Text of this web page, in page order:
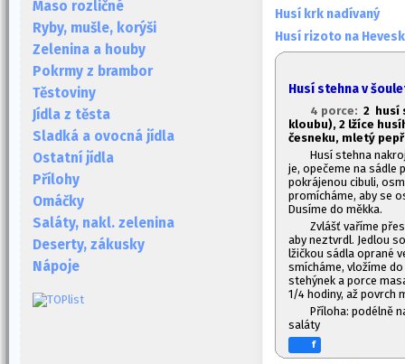
Maso rozličné
Ryby, mušle, korýši
Zelenina a houby
Pokrmy z brambor
Těstoviny
Jídla z těsta
Sladká a ovocná jídla
Ostatní jídla
Přílohy
Omáčky
Saláty, nakl. zelenina
Deserty, zákusky
Nápoje
Husí krk nadívaný
Husí rizoto na
Husí stehna v
4 porce: 2 husí
kloubu), 2 lžíce
česneku, mletý
Husí stehna
je, opečeme na sádle
pokrájenou cibuli,
promícháme, aby se
Dusíme do měkka.
Zvlášť vaříme
aby neztvrdl. Jedlou
lžičkou sádla oprané
smícháme, vložíme
stehýnek a porce
1/4 hodiny, až povrch
Příloha: podélně
saláty
f